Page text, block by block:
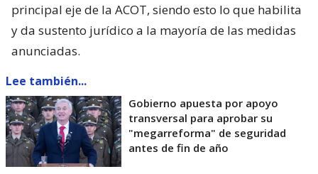
principal eje de la ACOT, siendo esto lo que habilita
y da sustento jurídico a la mayoría de las medidas
anunciadas.
Lee también...
Gobierno apuesta por apoyo
transversal para aprobar su
"megarreforma" de seguridad
antes de fin de año